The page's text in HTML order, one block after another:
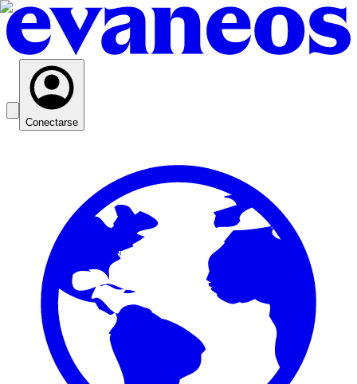
Conectarse